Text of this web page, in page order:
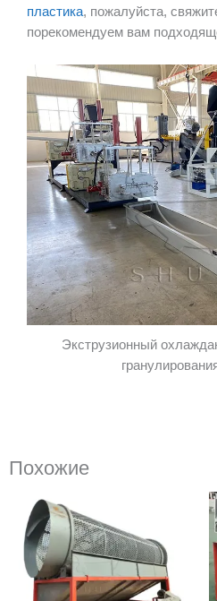
пластика, пожалуйста,
порекомендуем вам
Экструзионный
Похожие